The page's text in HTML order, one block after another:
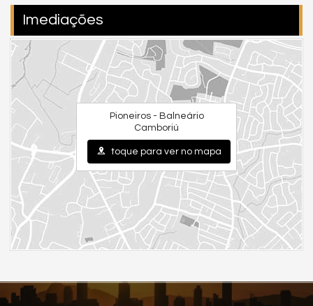
Sala de jogos
Sala de reunião / coworking
Sauna
Quiosque com churrasqueira
Salão de festas
E ainda diferenciais sustentáveis como:
Sistema de energia fotovoltaica nas áreas comuns
Reaproveitamento de água pluvial
Painéis solares
Sistema de descarte adequado de óleo de cozinha
Comduas unidades por andar ,dois elevadorese uma
infraestrutura impecável, é o ambiente ideal para quem
valoriza privacidade e conforto.
🟩Praticidade para Sua Rotina
O empreendimento está a apenas
15 minutos da BR-101
Imediações
Pioneiros - Balneário
Camboriú
toque para ver no mapa